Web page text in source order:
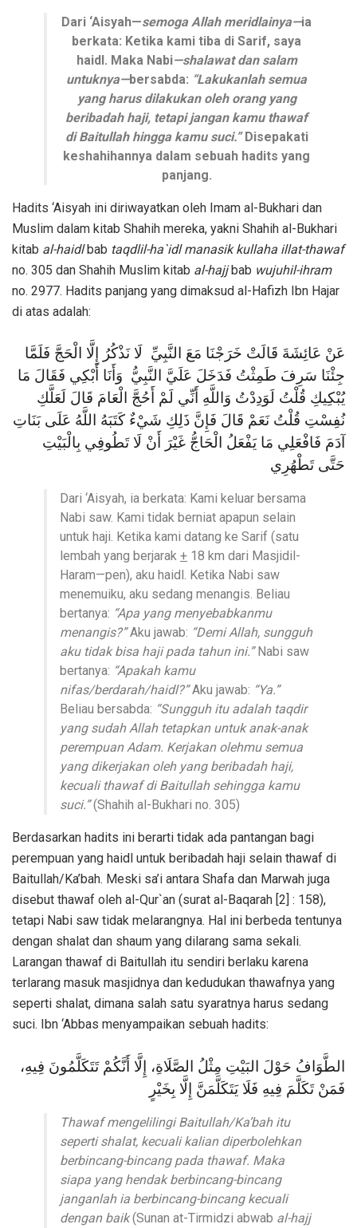
Dari ‘Aisyah—semoga Allah meridlainya—ia
berkata: Ketika kami tiba di Sarif, saya
haidl. Maka Nabi—shalawat dan salam
untuknya—bersabda: “Lakukanlah semua
yang harus dilakukan oleh orang yang
beribadah haji, tetapi jangan kamu thawaf
di Baitullah hingga kamu suci.”Disepakati
keshahihannya dalam sebuah hadits yang
panjang.
Hadits ‘Aisyah ini diriwayatkan oleh Imam al-Bukhari dan
Muslim dalam kitab Shahih mereka, yakni Shahih al-Bukhari
kitab al-haidlbab taqdlil-ha`idl manasik kullaha illat-thawaf
no. 305 dan Shahih Muslim kitab al-hajjbab wujuhil-ihram
no. 2977. Hadits panjang yang dimaksud al-Hafizh Ibn Hajar
di atas adalah:
عَنْ عَائِشَةَ قَالَتْ خَرَجْنَا مَعَ النَّبِيِّ لَا نَذْكُرُ إِلَّا الْحَجَّ فَلَمَّا
جِئْنَا سَرِفَ طَمِثْتُ فَدَخَلَ عَلَيَّ النَّبِيُّ وَأَنَا أَبْكِي فَقَالَ مَا
يُبْكِيكِ قُلْتُ لَوَدِدْتُ وَاللَّهِ أَنِّي لَمْ أَحُجَّ الْعَامَ قَالَ لَعَلَّكِ
نُفِسْتِ قُلْتُ نَعَمْ قَالَ فَإِنَّ ذَلِكِ شَيْءٌ كَتَبَهُ اللَّهُ عَلَى بَنَاتِ
آدَمَ فَافْعَلِي مَا يَفْعَلُ الْحَاجُّ غَيْرَ أَنْ لَا تَطُوفِي بِالْبَيْتِ
حَتَّى تَطْهُرِي
Dari ‘Aisyah, ia berkata: Kami keluar bersama
Nabi saw. Kami tidak berniat apapun selain
untuk haji. Ketika kami datang ke Sarif (satu
lembah yang berjarak + 18 km dari Masjidil-
Haram—pen), aku haidl. Ketika Nabi saw
menemuiku, aku sedang menangis. Beliau
bertanya: “Apa yang menyebabkanmu
menangis?”Aku jawab: “Demi Allah, sungguh
aku tidak bisa haji pada tahun ini.” Nabi saw
bertanya: “Apakah kamu
nifas/berdarah/haidl?”Aku jawab: “Ya.”
Beliau bersabda: “Sungguh itu adalah taqdir
yang sudah Allah tetapkan untuk anak-anak
perempuan Adam. Kerjakan olehmu semua
yang dikerjakan oleh yang beribadah haji,
kecuali thawaf di Baitullah sehingga kamu
suci.”(Shahih al-Bukhari no. 305)
Berdasarkan hadits ini berarti tidak ada pantangan bagi
perempuan yang haidl untuk beribadah haji selain thawaf di
Baitullah/Ka’bah. Meski sa’i antara Shafa dan Marwah juga
disebut thawaf oleh al-Qur`an (surat al-Baqarah [2] : 158),
tetapi Nabi saw tidak melarangnya. Hal ini berbeda tentunya
dengan shalat dan shaum yang dilarang sama sekali.
Larangan thawaf di Baitullah itu sendiri berlaku karena
terlarang masuk masjidnya dan kedudukan thawafnya yang
seperti shalat, dimana salah satu syaratnya harus sedang
suci. Ibn ‘Abbas menyampaikan sebuah hadits:
الطَّوَافُ حَوْلَ البَيْتِ مِثْلُ الصَّلَاةِ، إِلَّا أَنَّكُمْ تَتَكَلَّمُونَ فِيهِ،
فَمَنْ تَكَلَّمَ فِيهِ فَلَا يَتَكَلَّمَنَّ إِلَّا بِخَيْرٍ
Thawaf mengelilingi Baitullah/Ka’bah itu
seperti shalat, kecuali kalian diperbolehkan
berbincang-bincang pada thawaf. Maka
siapa yang hendak berbincang-bincang
janganlah ia berbincang-bincang kecuali
dengan baik(Sunan at-Tirmidzi abwab al-hajj